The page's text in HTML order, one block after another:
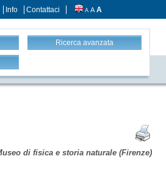
Info Contattaci A A A
Ricerca avanzata